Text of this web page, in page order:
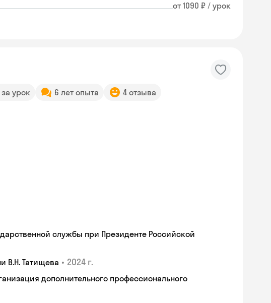
от 1090 ₽ / урок
за урок 6 лет опыта 4 отзыва
службы при Президенте Российской
В.Н. Татищева • 2024 г.
дополнительного профессионального